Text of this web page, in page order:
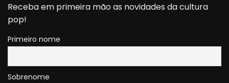
Receba em primeira mão as novidades da cultura
pop!
Primeiro nome
Sobrenome